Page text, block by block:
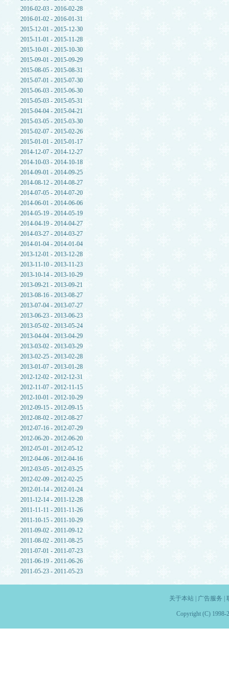
2016-02-03 - 2016-02-28
2016-01-02 - 2016-01-31
2015-12-01 - 2015-12-30
2015-11-01 - 2015-11-28
2015-10-01 - 2015-10-30
2015-09-01 - 2015-09-29
2015-08-05 - 2015-08-31
2015-07-01 - 2015-07-30
2015-06-03 - 2015-06-30
2015-05-03 - 2015-05-31
2015-04-04 - 2015-04-21
2015-03-05 - 2015-03-30
2015-02-07 - 2015-02-26
2015-01-01 - 2015-01-17
2014-12-07 - 2014-12-27
2014-10-03 - 2014-10-18
2014-09-01 - 2014-09-25
2014-08-12 - 2014-08-27
2014-07-05 - 2014-07-20
2014-06-01 - 2014-06-06
2014-05-19 - 2014-05-19
2014-04-19 - 2014-04-27
2014-03-27 - 2014-03-27
2014-01-04 - 2014-01-04
2013-12-01 - 2013-12-28
2013-11-10 - 2013-11-23
2013-10-14 - 2013-10-29
2013-09-21 - 2013-09-21
2013-08-16 - 2013-08-27
2013-07-04 - 2013-07-27
2013-06-23 - 2013-06-23
2013-05-02 - 2013-05-24
2013-04-04 - 2013-04-29
2013-03-02 - 2013-03-29
2013-02-25 - 2013-02-28
2013-01-07 - 2013-01-28
2012-12-02 - 2012-12-31
2012-11-07 - 2012-11-15
2012-10-01 - 2012-10-29
2012-09-15 - 2012-09-15
2012-08-02 - 2012-08-27
2012-07-16 - 2012-07-29
2012-06-20 - 2012-06-20
2012-05-01 - 2012-05-12
2012-04-06 - 2012-04-16
2012-03-05 - 2012-03-25
2012-02-09 - 2012-02-25
2012-01-14 - 2012-01-24
2011-12-14 - 2011-12-28
2011-11-11 - 2011-11-26
2011-10-15 - 2011-10-29
2011-09-02 - 2011-09-12
2011-08-02 - 2011-08-25
2011-07-01 - 2011-07-23
2011-06-19 - 2011-06-26
2011-05-23 - 2011-05-23
关于本站| 广告服务
Copyright (C) 1998-